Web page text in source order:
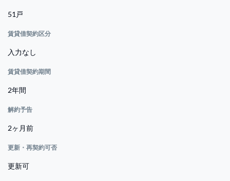
51戸
賃貸借契約区分
入力なし
賃貸借契約期間
2年間
解約予告
2ヶ月前
更新・再契約可否
更新可